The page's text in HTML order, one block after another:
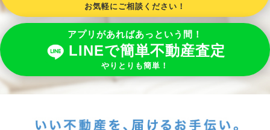
お気軽にご相談ください！
アプリがあればあっという間！
LINEで簡単不動産査定
やりとりも簡単！